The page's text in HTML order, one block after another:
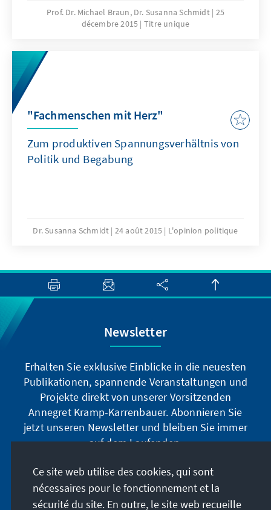
Preis ausgezeichnet.
Prof. Dr. Michael Braun, Dr. Susanna Schmidt 25
décembre 2015 Titre unique
"Fachmenschen mit Herz"
Zum produktiven Spannungsverhältnis von
Politik und Begabung
Dr. Susanna Schmidt 24 août 2015 L'opinion politique
Newsletter
Erhalten Sie exklusive Einblicke in die neuesten
Publikationen, spannende Veranstaltungen und
Projekte direkt von unserer Vorsitzenden
Annegret Kramp-Karrenbauer. Abonnieren Sie
jetzt unseren Newsletter und bleiben Sie immer
auf dem Laufenden.
Jetzt abonnieren
Ce site web utilise des cookies, qui sont
nécessaires pour le fonctionnement et la
sécurité du site. En outre, le site web recueille